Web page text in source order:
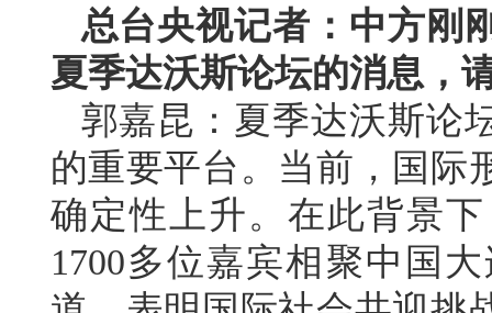
总台央视记者：中方刚
夏季达沃斯论坛的消息，
郭嘉昆：夏季达沃斯论
的重要平台。当前，国际
确定性上升。在此背景
1700多位嘉宾相聚中国